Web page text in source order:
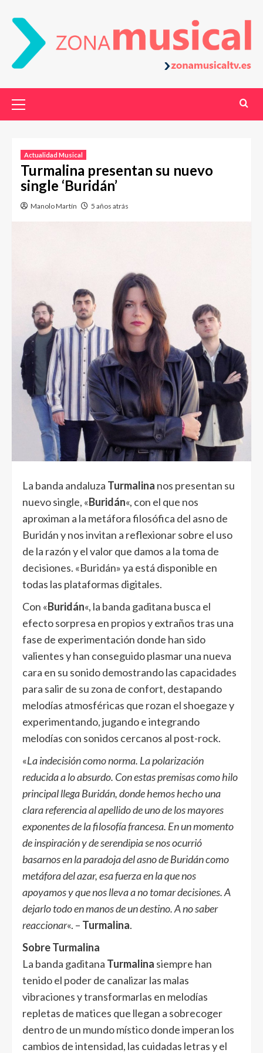
Actualidad Musical
Turmalina presentan su nuevo
single ‘Buridán’
Manolo Martín 5 años atrás
La banda andaluza Turmalina nos presentan su
nuevo single, «Buridán«, con el que nos
aproximan a la metáfora filosófica del asno de
Buridán y nos invitan a reflexionar sobre el uso
de la razón y el valor que damos a la toma de
decisiones. «Buridán» ya está disponible en
todas las plataformas digitales.
Con «Buridán«, la banda gaditana busca el
efecto sorpresa en propios y extraños tras una
fase de experimentación donde han sido
valientes y han conseguido plasmar una nueva
cara en su sonido demostrando las capacidades
para salir de su zona de confort, destapando
melodías atmosféricas que rozan el shoegaze y
experimentando, jugando e integrando
melodías con sonidos cercanos al post-rock.
«La indecisión como norma. La polarización
reducida a lo absurdo. Con estas premisas como hilo
principal llega Buridán, donde hemos hecho una
clara referencia al apellido de uno de los mayores
exponentes de la filosofía francesa. En un momento
de inspiración y de serendipia se nos ocurrió
basarnos en la paradoja del asno de Buridán como
metáfora del azar, esa fuerza en la que nos
apoyamos y que nos lleva a no tomar decisiones. A
dejarlo todo en manos de un destino. A no saber
reaccionar«. – Turmalina.
Sobre Turmalina
La banda gaditana Turmalina siempre han
tenido el poder de canalizar las malas
vibraciones y transformarlas en melodías
repletas de matices que llegan a sobrecoger
dentro de un mundo místico donde imperan los
cambios de intensidad, las cuidadas letras y el